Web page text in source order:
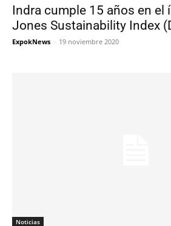
Indra cumple 15 años en el
Jones Sustainability Index
ExpokNews - 19 noviembre 2020
Noticias